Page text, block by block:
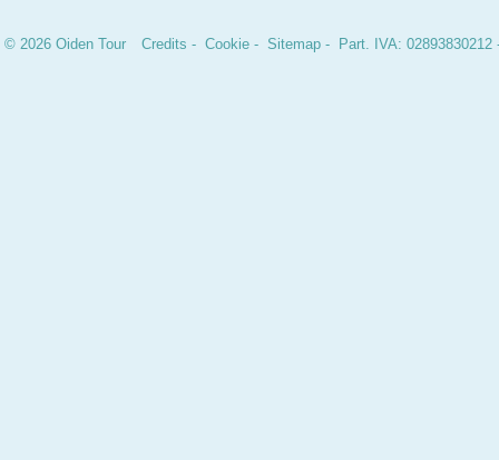
© 2026 Oiden Tour Credits -Cookie -Sitemap - Part. IVA: 02893830212